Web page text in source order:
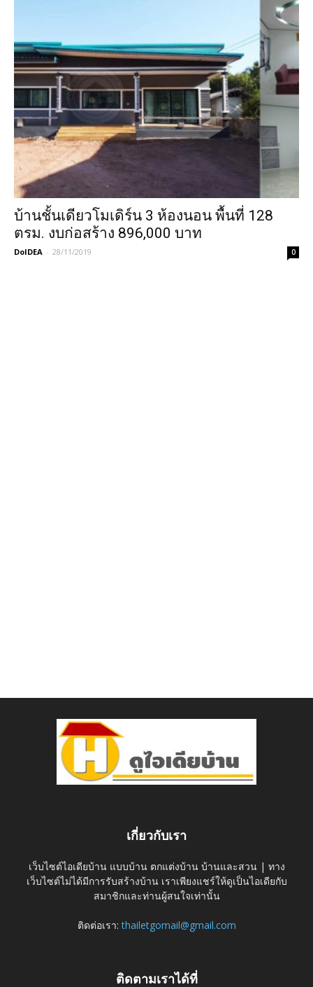
บ้านชั้นเดียวโมเดิร์น 3 ห้องนอน พื้นที่ 128
ตรม. งบก่อสร้าง 896,000 บาท
DoIDEA - 28/11/2019 0
เกี่ยวกับเรา
เว็บไซต์ไอเดียบ้าน แบบบ้าน ตกแต่งบ้าน บ้านและสวน | ทาง
เว็บไซต์ไม่ได้มีการรับสร้างบ้าน เราเพียงแชร์ให้ดูเป็นไอเดียกับ
สมาชิกและท่านผู้สนใจเท่านั้น
ติดต่อเรา:thailetgomail@gmail.com
ติดตามเราได้ที่